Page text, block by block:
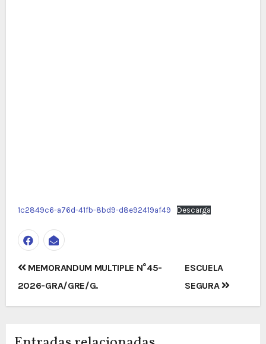
1c2849c6-a76d-41fb-8bd9-d8e92419af49 Descarga
Navegación
de
entradas
MEMORANDUM MULTIPLE N°45-
2026-GRA/GRE/G.
ESCUELA
SEGURA